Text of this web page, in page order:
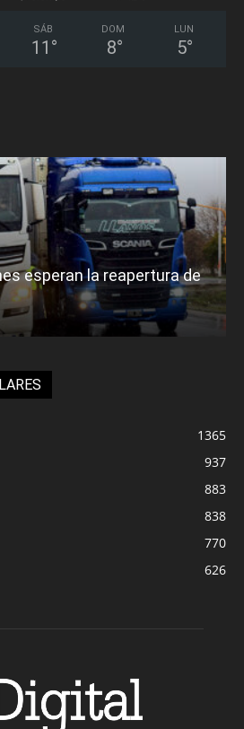
SÁB
11 °
DOM
8°
LUN
5°
esperan la reapertura de
1365
937
883
838
770
626